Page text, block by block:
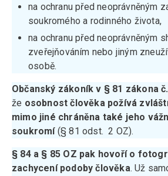
na ochranu před neoprávněným
soukromého a rodinného života,
na ochranu před neoprávněným
zveřejňováním nebo jiným
osobě.
Občanský zákoník v § 81 zákona
že osobnost člověka požívá
mimo jiné chráněna také jeho
soukromí(§ 81 odst. 2 OZ).
§ 84 a § 85 OZ pak hovoří o
zachycení podoby člověka. Už